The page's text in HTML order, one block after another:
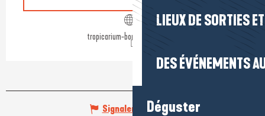
LIEUX DE SORTIES
DES ÉVÉNEMENTS
Déguster
tropicarium-bonsai-la-baule.fr
Signaler une erreur